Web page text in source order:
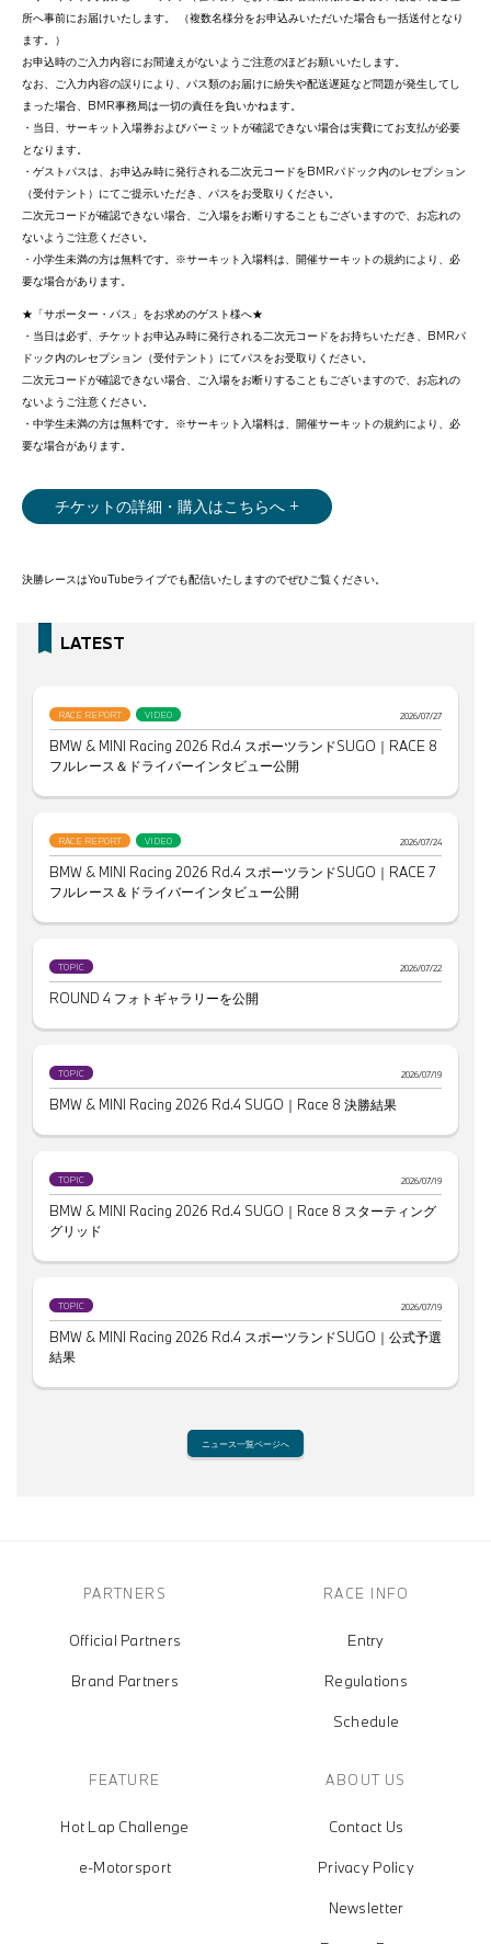
所へ事前にお届けいたします。 （複数名様分をお申込みいただいた場合も一括送付となり
ます。）
お申込時のご入力内容にお間違えがないようご注意のほどお願いいたします。
なお、ご入力内容の誤りにより、パス類のお届けに紛失や配送遅延など問題が発生してし
まった場合、BMR事務局は一切の責任を負いかねます。
・当日、サーキット入場券およびパーミットが確認できない場合は実費にてお支払が必要
となります。
・ゲストパスは、お申込み時に発行される二次元コードをBMRパドック内のレセプション
（受付テント）にてご提示いただき、パスをお受取りください。
二次元コードが確認できない場合、ご入場をお断りすることもございますので、お忘れの
ないようご注意ください。
・小学生未満の方は無料です。※サーキット入場料は、開催サーキットの規約により、必
要な場合があります。
★「サポーター・パス」をお求めのゲスト様へ★
・当日は必ず、チケットお申込み時に発行される二次元コードをお持ちいただき、BMRパ
ドック内のレセプション（受付テント）にてパスをお受取りください。
二次元コードが確認できない場合、ご入場をお断りすることもございますので、お忘れの
ないようご注意ください。
・中学生未満の方は無料です。※サーキット入場料は、開催サーキットの規約により、必
要な場合があります。
チケットの詳細・購入はこちらへ +
決勝レースはYouTubeライブでも配信いたしますのでぜひご覧ください。
LATEST
RACE REPORT VIDEO 2026/07/27
BMW & MINI Racing 2026 Rd.4 スポーツランドSUGO｜RACE 8
フルレース＆ドライバーインタビュー公開
RACE REPORT VIDEO 2026/07/24
BMW & MINI Racing 2026 Rd.4 スポーツランドSUGO｜RACE 7
フルレース＆ドライバーインタビュー公開
TOPIC 2026/07/22
ROUND 4 フォトギャラリーを公開
TOPIC 2026/07/19
BMW & MINI Racing 2026 Rd.4 SUGO｜Race 8 決勝結果
TOPIC 2026/07/19
BMW & MINI Racing 2026 Rd.4 SUGO｜Race 8 スターティング
グリッド
TOPIC 2026/07/19
BMW & MINI Racing 2026 Rd.4 スポーツランドSUGO｜公式予選
結果
ニュース一覧ページへ
PARTNERS
Official Partners
Brand Partners
RACE INFO
Entry
Regulations
Schedule
FEATURE
Hot Lap Challenge
e-Motorsport
ABOUT US
Contact Us
Privacy Policy
Newsletter